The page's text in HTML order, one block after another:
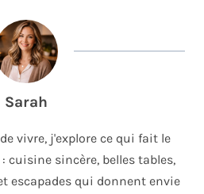
Sarah
vivre, j'explore ce qui fait le
cuisine sincère, belles tables,
escapades qui donnent envie